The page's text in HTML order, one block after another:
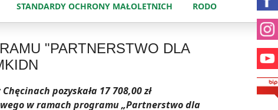
STANDARDY OCHRONY MAŁOLETNICH RODO
"PARTNERSTWO DLA
pozyskała 17 708,00 zł
w ramach programu „Partnerstwo dla